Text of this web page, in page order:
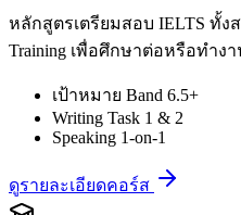
หลักสูตรเตรียมสอบ IELTS ทั้งส
Training เพื่อศึกษาต่อหรือทำง
เป้าหมาย Band 6.5+
Writing Task 1 & 2
Speaking 1-on-1
ดูรายละเอียดคอร์ส